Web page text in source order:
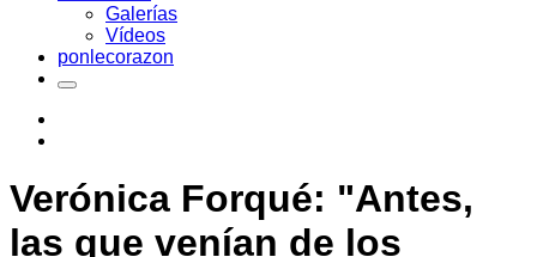
Galerías
Vídeos
ponlecorazon
Verónica Forqué: "Antes,
las que venían de los